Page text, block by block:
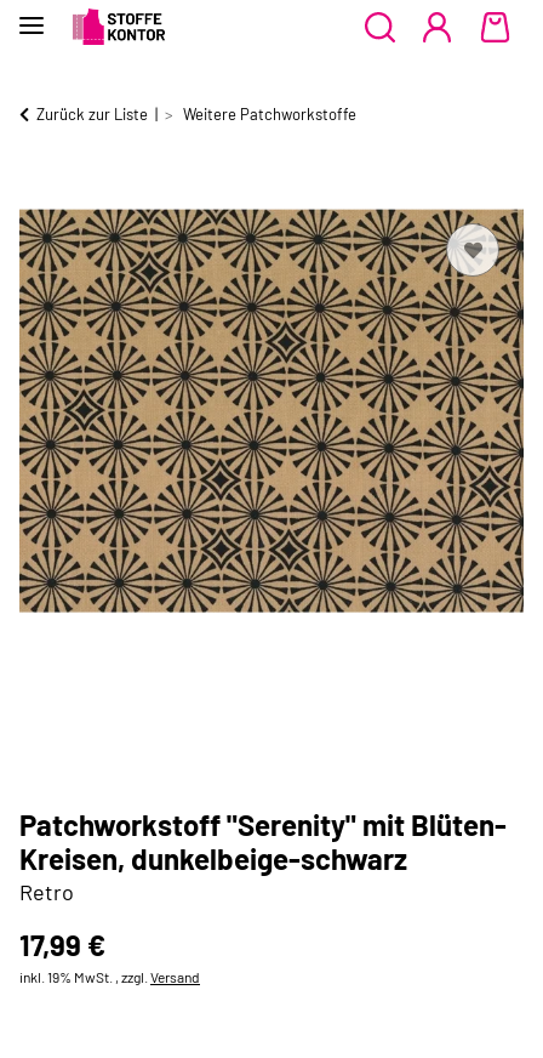
Zurück zur Liste Weitere Patchworkstoffe
Patchworkstoff "Serenity" mit Blüten-
Kreisen, dunkelbeige-schwarz
Retro
17,99 €
inkl. 19% MwSt. , zzgl. Versand